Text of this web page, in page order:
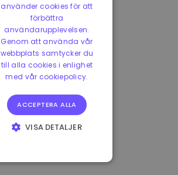
använder cookies för att
förbättra
användarupplevelsen.
Genom att använda vår
webbplats samtycker du
till alla cookies i enlighet
med vår cookiepolicy.
ACCEPTERA ALLA
VISA DETALJER